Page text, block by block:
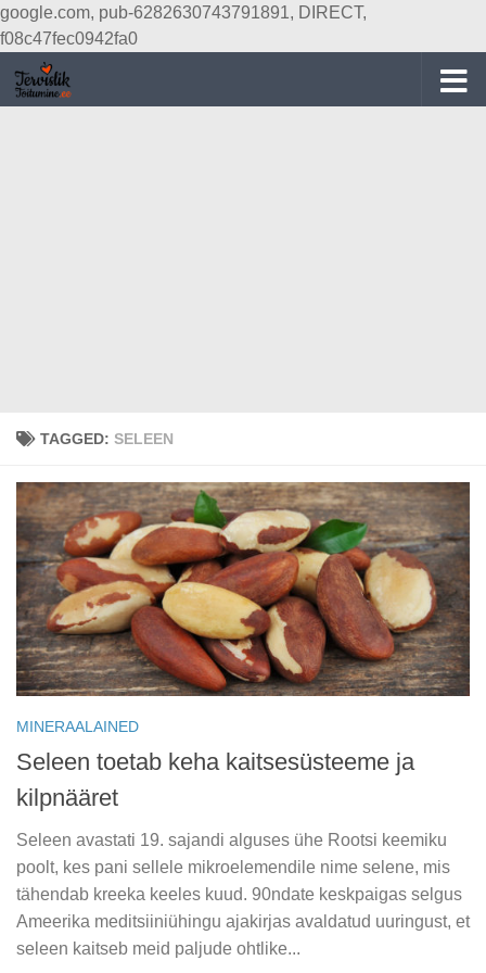
google.com, pub-6282630743791891, DIRECT,
f08c47fec0942fa0
Skip to content
TAGGED: SELEEN
MINERAALAINED
Seleen toetab keha kaitsesüsteeme ja
kilpnääret
Seleen avastati 19. sajandi alguses ühe Rootsi keemiku
poolt, kes pani sellele mikroelemendile nime selene, mis
tähendab kreeka keeles kuud. 90ndate keskpaigas selgus
Ameerika meditsiiniühingu ajakirjas avaldatud uuringust, et
seleen kaitseb meid paljude ohtlike...